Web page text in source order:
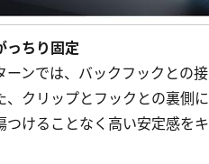
っちり固定
ンでは、バックフックとの
クリップとフックとの裏側
けることなく高い安定感をキ